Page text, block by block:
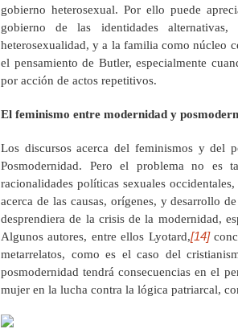
gobierno heterosexual. Por ello puede
gobierno de las identidades
heterosexualidad, y a la familia como núcleo
el pensamiento de Butler, especialmente
por acción de actos repetitivos.
El feminismo entre modernidad y
Los discursos acerca del feminismos y del
Posmodernidad. Pero el problema no es
racionalidades políticas sexuales
acerca de las causas, orígenes, y desarrollo
desprendiera de la crisis de la modernidad,
Algunos autores, entre ellos Lyotard,[14]
metarrelatos, como es el caso del
posmodernidad tendrá consecuencias en el
mujer en la lucha contra la lógica patriarcal,